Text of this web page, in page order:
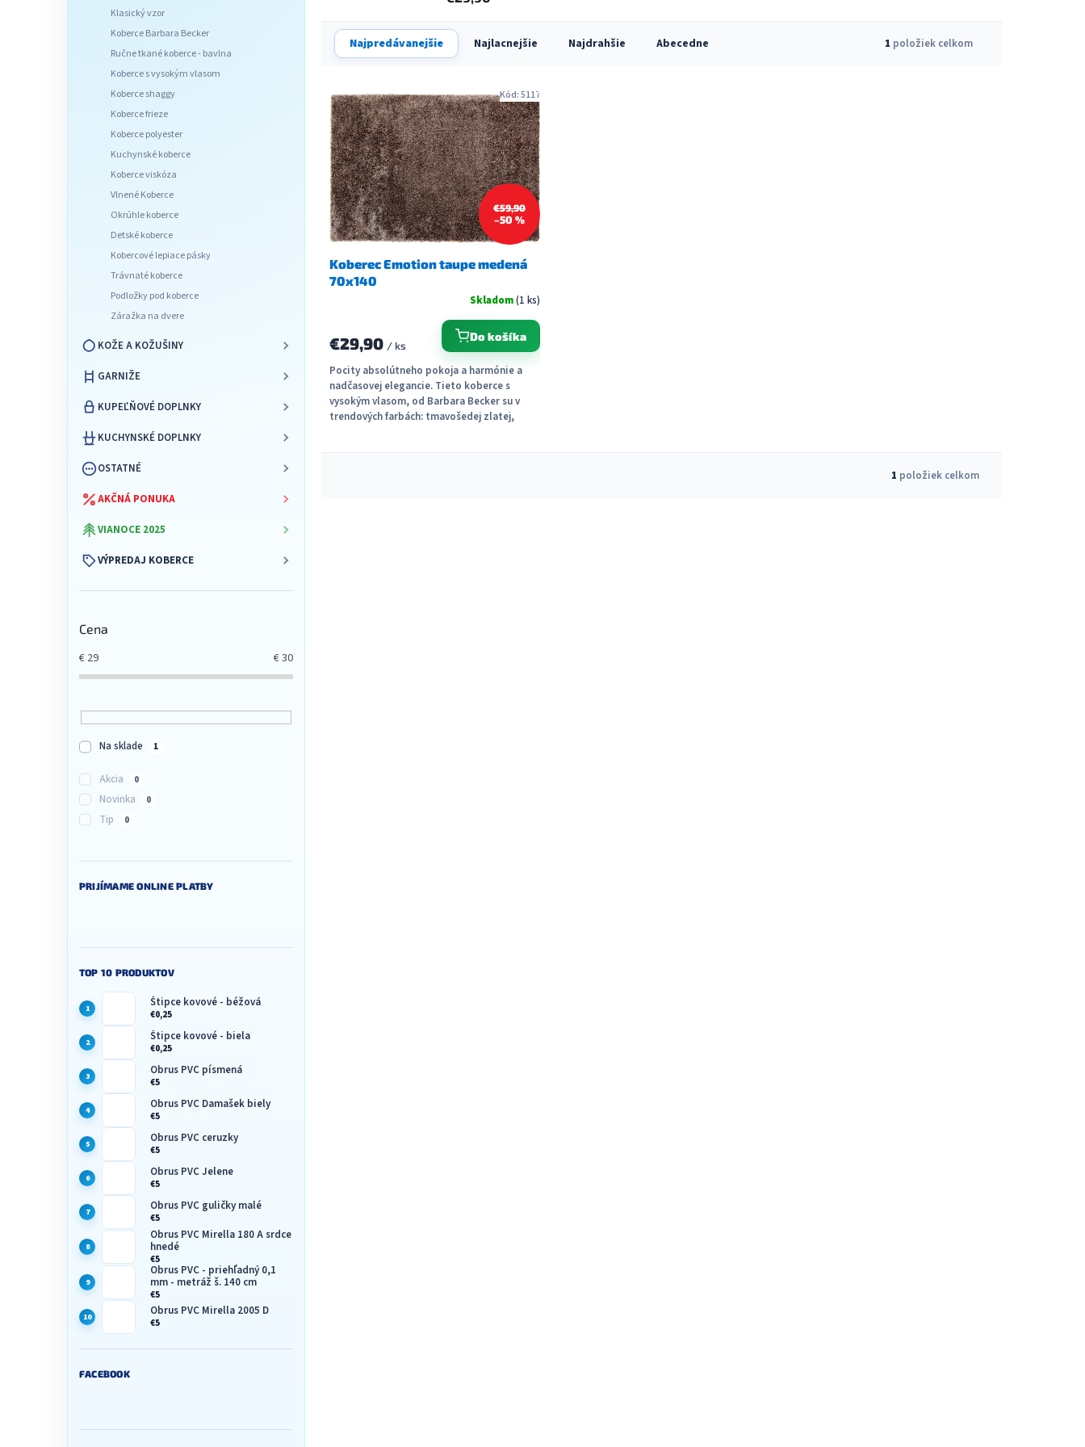
Klasický vzor
Koberce Barbara Becker
Ručne tkané koberce - bavlna
Koberce s vysokým vlasom
Koberce shaggy
Koberce frieze
Koberce polyester
Kuchynské koberce
Koberce viskóza
Vlnené Koberce
Okrúhle koberce
Detské koberce
Kobercové lepiace pásky
Trávnaté koberce
Podložky pod koberce
Záražka na dvere
KOŽE A KOŽUŠINY
GARNIŽE
KUPEĽŇOVÉ DOPLNKY
KUCHYNSKÉ DOPLNKY
OSTATNÉ
AKČNÁ PONUKA
VIANOCE 2025
VÝPREDAJ KOBERCE
Cena
€ 29 €30
Na sklade 1
Akcia 0
Novinka 0
Tip 0
PRIJÍMAME ONLINE PLATBY
TOP 10 PRODUKTOV
Štipce kovové - béžová
€0,25
Štipce kovové - biela
€0,25
Obrus PVC písmená
€5
Obrus PVC Damašek biely
€5
Obrus PVC ceruzky
€5
Obrus PVC Jelene
€5
Obrus PVC guličky malé
€5
Obrus PVC Mirella 180 A srdce
hnedé
€5
Obrus PVC - priehľadný 0,1
mm - metráž š. 140 cm
€5
Obrus PVC Mirella 2005 D
€5
FACEBOOK
R
a
e
n
i
e
p
r
o
d
u
t
o
Najpredávanejšie Najlacnejšie Najdrahšie Abecedne 1 položiek celkom
p
€59,90
–50 %
Koberec Emotion taupe medená
70x140
Skladom(1 ks)
€29,90 / ks
Do košíka
Pocity absolútneho pokoja a harmónie a
nadčasovej elegancie. Tieto koberce s
vysokým vlasom, od Barbara Becker su v
trendových farbách: tmavošedej zlatej,
Kód:5117
1 položiek celkom